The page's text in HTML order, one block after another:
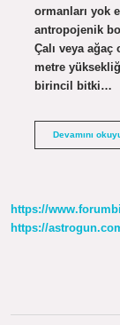
ormanları yok
antropojenik
Çalı veya
metre
birincil bitki…
Devamını
https://
https://